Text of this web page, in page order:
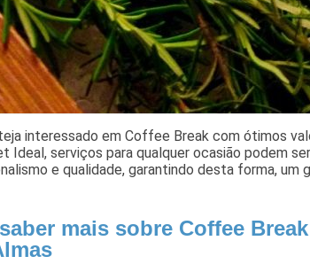
interessado em Coffee Break com ótimos
Ideal, serviços para qualquer ocasião podem
e qualidade, garantindo desta forma, um
mais sobre Coffee